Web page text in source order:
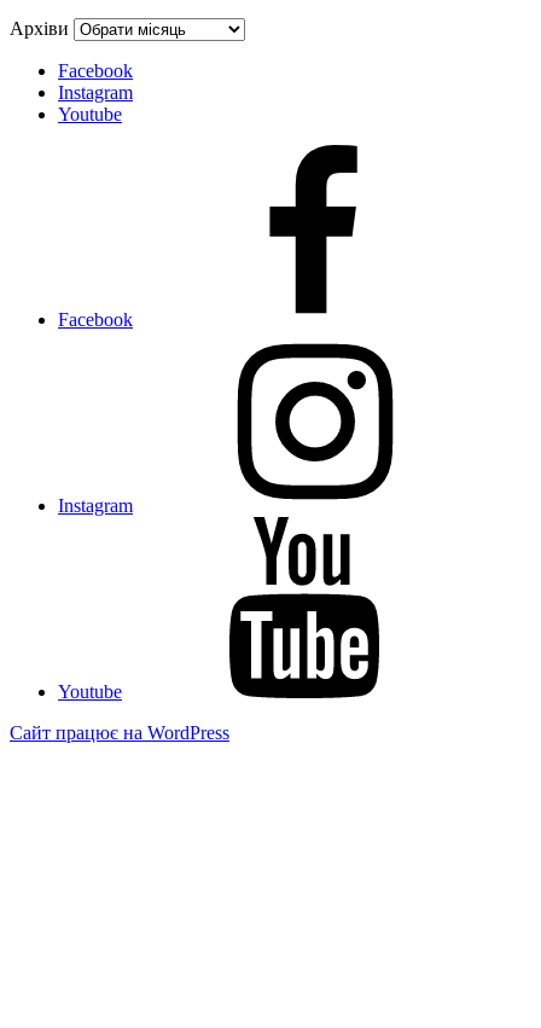
Архіви
Facebook
Instagram
Youtube
Facebook
Instagram
Youtube
Сайт працює на WordPress